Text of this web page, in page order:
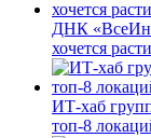
ДНК
хочется расти
ИТ-хаб
топ-8